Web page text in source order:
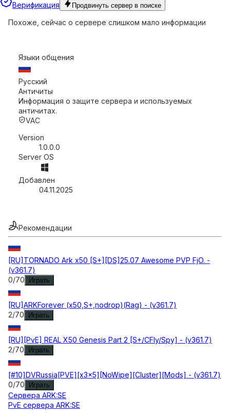
Верификация Продвинуть сервер в поиске
Похоже, сейчас о сервере слишком мало информации
Языки общения
Русский
Античиты
Информация о защите сервера и используемых
античитах.
VAC
Version
1.0.0.0
Server OS
Добавлен
04.11.2025
Рекомендации
[RU]TORNADO Ark x50 [S+][DS]25.07 Awesome PVP FjO. -
(v361.7)
0/70 Играть
[RU]ARKForever (x50,S+,nodrop)(Rag) - (v361.7)
2/70 Играть
[RU][PvE] REAL X50 Genesis Part 2 [S+/CFly/Spy] - (v361.7)
2/70 Играть
[#10]DVRussia[PVE][x3x5][NoWipe][Cluster][Mods] - (v361.7)
0/70 Играть
Сервера ARK:SE
PvE сервера ARK:SE